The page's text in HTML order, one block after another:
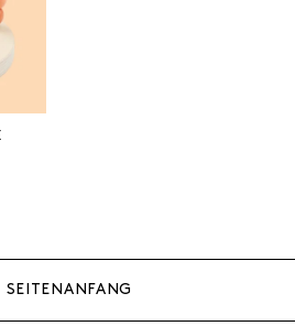
SEITENANFANG